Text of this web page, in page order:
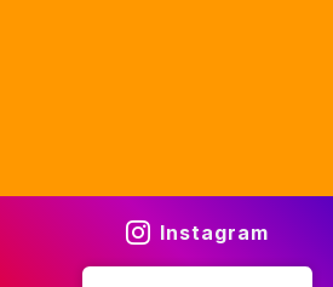
Instagram